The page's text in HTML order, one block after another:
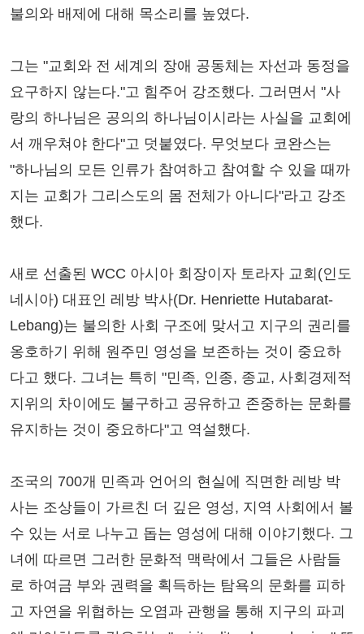
불의와 배제에 대해 목소리를 높였다.
그는 "교회와 전 세계의 장애 공동체는 자선과 동정을
요구하지 않는다."고 힘주어 강조했다. 그러면서 "사
랑의 하나님은 공의의 하나님이시라는 사실을 교회에
서 깨우쳐야 한다"고 덧붙였다. 무엇보다 코완스는
"하나님의 모든 인류가 참여하고 참여할 수 있을 때까
지는 교회가 그리스도의 몸 전체가 아니다"라고 강조
했다.
새로 선출된 WCC 아시아 회장이자 토라자 교회(인도
네시아) 대표인 레방 박사(Dr. Henriette Hutabarat-
Lebang)는 불의한 사회 구조에 맞서고 지구의 권리를
옹호하기 위해 원주민 영성을 보존하는 것이 중요하
다고 했다. 그녀는 특히 "민족, 인종, 종교, 사회경제적
지위의 차이에도 불구하고 공유하고 존중하는 문화를
유지하는 것이 중요하다"고 역설했다.
조국의 700개 민족과 언어의 현실에 직면한 레방 박
사는 조상들이 가르친 더 깊은 영성, 지역 사회에서 볼
수 있는 서로 나누고 돕는 영성에 대해 이야기했다. 그
녀에 따르면 그러한 문화적 맥락에서 그들은 사람들
로 하여금 부와 권력을 획득하는 탐욕의 문화를 피하
고 자연을 위협하는 오염과 관행을 통해 지구의 파괴